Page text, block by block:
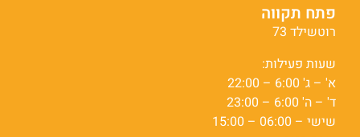
פתח תקווה
רוטשילד 73
שעות פעילות:
א' – ג' 6:00 – 22:00
ד' – ה' 6:00 – 23:00
שישי – 06:00 – 15:00